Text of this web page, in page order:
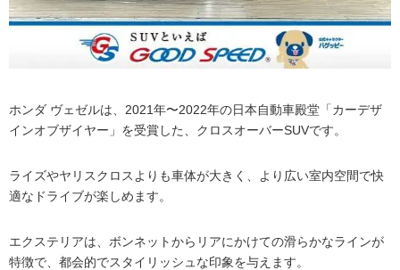
ホンダ ヴェゼルは、2021年〜2022年の日本自動車殿堂「カーデザ
インオブザイヤー」を受賞した、クロスオーバーSUVです。
ライズやヤリスクロスよりも車体が大きく、より広い室内空間で快
適なドライブが楽しめます。
エクステリアは、ボンネットからリアにかけての滑らかなラインが
特徴で、都会的でスタイリッシュな印象を与えます。